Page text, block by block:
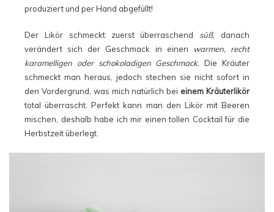
produziert und per Hand abgefüllt!
Der Likör schmeckt zuerst überraschend süß, danach
verändert sich der Geschmack in einen
warmen, recht
karamelligen oder schokoladigen Geschmack. Die Kräuter
schmeckt man heraus, jedoch stechen sie nicht sofort in
den Vordergrund, was mich natürlich bei einem Kräuterlikör
total überrascht. Perfekt kann man den Likör mit Beeren
mischen, deshalb habe ich mir einen tollen Cocktail für die
Herbstzeit überlegt.